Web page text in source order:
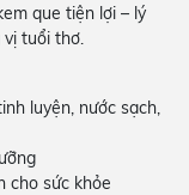
que tiện lợi – lý
tuổi thơ.
luyện, nước sạch,
cho sức khỏe